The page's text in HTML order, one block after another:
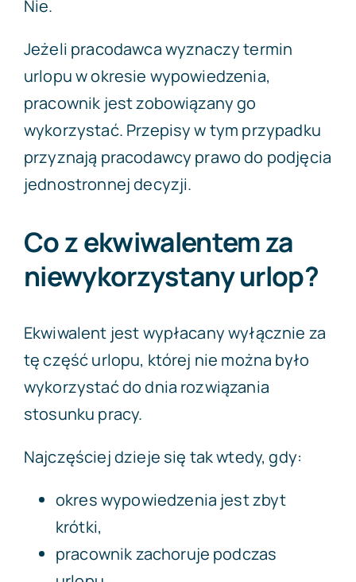
Nie.
Jeżeli pracodawca wyznaczy termin
urlopu w okresie wypowiedzenia,
pracownik jest zobowiązany go
wykorzystać. Przepisy w tym przypadku
przyznają pracodawcy prawo do podjęcia
jednostronnej decyzji.
Co z ekwiwalentem za
niewykorzystany urlop?
Ekwiwalent jest wypłacany wyłącznie za
tę część urlopu, której nie można było
wykorzystać do dnia rozwiązania
stosunku pracy.
Najczęściej dzieje się tak wtedy, gdy:
okres wypowiedzenia jest zbyt
krótki,
pracownik zachoruje podczas